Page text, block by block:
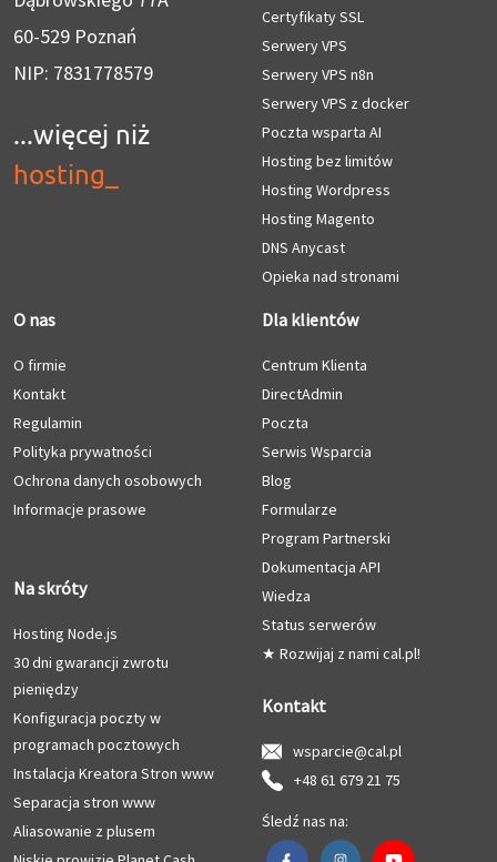
60-529 Poznań
NIP: 7831778579
...więcej niż
hosting
Certyfikaty SSL
Serwery VPS
Serwery VPS n8n
Serwery VPS z docker
Poczta wsparta AI
Hosting bez limitów
Hosting Wordpress
Hosting Magento
DNS Anycast
Opieka nad stronami
O nas
O firmie
Kontakt
Regulamin
Polityka prywatności
Ochrona danych osobowych
Informacje prasowe
Na skróty
Hosting Node.js
30 dni gwarancji zwrotu
pieniędzy
Konfiguracja poczty w
programach pocztowych
Instalacja Kreatora Stron www
Separacja stron www
Aliasowanie z plusem
Dla klientów
Centrum Klienta
DirectAdmin
Poczta
Serwis Wsparcia
Blog
Formularze
Program Partnerski
Dokumentacja API
Wiedza
Status serwerów
★ Rozwijaj z nami cal.pl!
Kontakt
wsparcie@cal.pl
+48 61 679 21 75
Śledź nas na: